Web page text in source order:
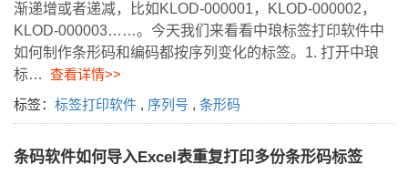
渐递增或者递减，比如KLOD-000001，KLOD-000002，
KLOD-000003……。今天我们来看看中琅标签打印软件中
如何制作条形码和编码都按序列变化的标签。1. 打开中琅
标… 查看详情>>
标签： 标签打印软件 , 序列号 , 条形码
条码软件如何导入Excel表重复打印多份条形码标签